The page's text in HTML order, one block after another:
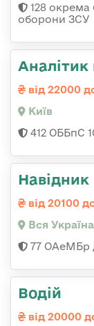
128 окрема
оборони ЗСУ
Аналітик
від 22000
Київ
412 ОББпС
Навідник
від 20100
Вся Україна
77 ОАеМБр
Водій
від 20000